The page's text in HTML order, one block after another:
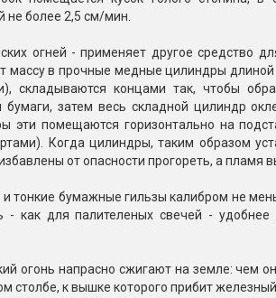
не более 2,5 см/мин.
огней - применяет другое средство
массу в прочные медные цилиндры
складываются концами так, чтобы
затем весь складной цилиндр
эти помещаются горизонтально на
Когда цилиндры, таким образом
от опасности прогореть, а пламя
тонкие бумажные гильзы калибром не
как для палителеных свечей -
огонь напрасно сжигают на земле: чем
столбе, к вышке которого прибит